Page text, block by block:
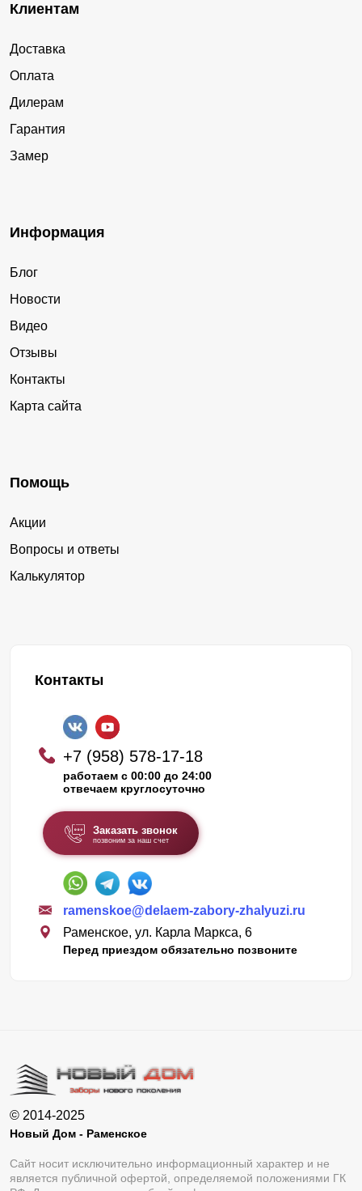
Клиентам
Доставка
Оплата
Дилерам
Гарантия
Замер
Информация
Блог
Новости
Видео
Отзывы
Контакты
Карта сайта
Помощь
Акции
Вопросы и ответы
Калькулятор
Контакты
+7 (958) 578-17-18
работаем с 00:00 до 24:00
отвечаем круглосуточно
Заказать звонок
позвоним за наш счет
ramenskoe@delaem-zabory-zhalyuzi.ru
Раменское, ул. Карла Маркса, 6
Перед приездом обязательно позвоните
© 2014-2025
Новый Дом - Раменское
Сайт носит исключительно информационный характер и не
является публичной офертой, определяемой положениями ГК